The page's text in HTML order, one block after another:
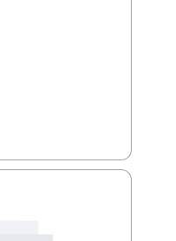
Die spezielle
was den
mit
und UV-